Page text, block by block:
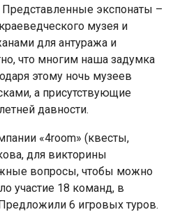
экспонаты –
музея и
для антуража и
что многим наша задумка
этому ночь музеев
а присутствующие
давности.
«4room» (квесты,
для викторины
вопросы, чтобы можно
участие 18 команд, в
6 игровых туров.